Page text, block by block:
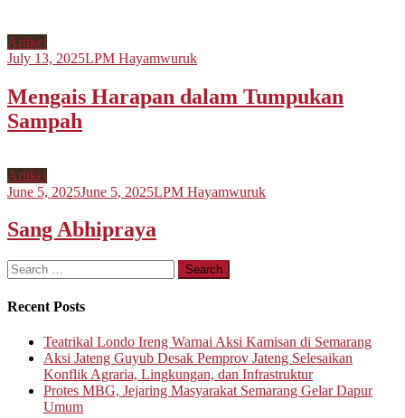
Artikel
July 13, 2025LPM Hayamwuruk
Mengais Harapan dalam Tumpukan
Sampah
Artikel
June 5, 2025June 5, 2025LPM Hayamwuruk
Sang Abhipraya
Search
for:
Recent Posts
Teatrikal Londo Ireng Warnai Aksi Kamisan di Semarang
Aksi Jateng Guyub Desak Pemprov Jateng Selesaikan
Konflik Agraria, Lingkungan, dan Infrastruktur
Protes MBG, Jejaring Masyarakat Semarang Gelar Dapur
Umum